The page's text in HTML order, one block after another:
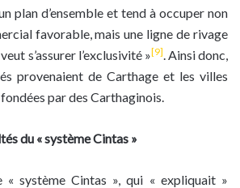
plan d’ensemble et tend à occuper non
favorable, mais une ligne de rivage
s’assurer l’exclusivité »[9]. Ainsi donc,
provenaient de Carthage et les villes
par des Carthaginois.
du « système Cintas »
système Cintas », qui « expliquait »